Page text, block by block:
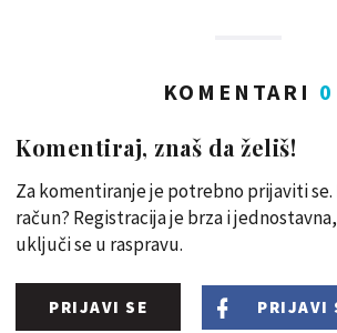
KOMENTARI 0
Komentiraj, znaš da želiš!
Za komentiranje je potrebno prijaviti
račun? Registracija je brza i
uključi se u raspravu.
PRIJAVI SE PRIJAVI